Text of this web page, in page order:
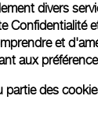
divers
Confidentialité
et
aux
des